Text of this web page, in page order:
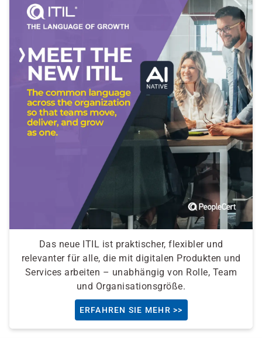
Das neue ITIL ist praktischer, flexibler und
relevanter für alle, die mit digitalen Produkten und
Services arbeiten – unabhängig von Rolle, Team
und Organisationsgröße.
ERFAHREN SIE MEHR >>